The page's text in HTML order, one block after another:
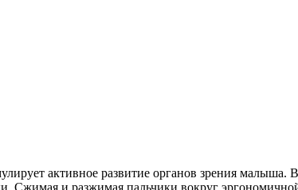
активное развитие органов зрения малыша.
Сжимая и разжимая пальчики вокруг